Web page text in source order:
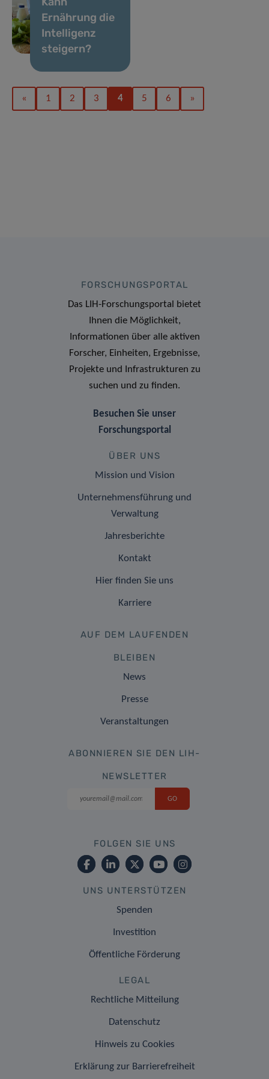
Ernährung die
Intelligenz
steigern?
« 1 2 3 4 5 6 »
FORSCHUNGSPORTAL
Das LIH-Forschungsportal bietet
Ihnen die Möglichkeit,
Informationen über alle aktiven
Forscher, Einheiten, Ergebnisse,
Projekte und Infrastrukturen zu
suchen und zu finden.
Besuchen Sie unser
Forschungsportal
ÜBER UNS
Mission und Vision
Unternehmensführung und
Verwaltung
Jahresberichte
Kontakt
Hier finden Sie uns
Karriere
AUF DEM LAUFENDEN
BLEIBEN
News
Presse
Veranstaltungen
ABONNIEREN SIE DEN LIH-
NEWSLETTER
FOLGEN SIE UNS
UNS UNTERSTÜTZEN
Spenden
Investition
Öffentliche Förderung
LEGAL
Rechtliche Mitteilung
Datenschutz
Hinweis zu Cookies
Erklärung zur Barrierefreiheit